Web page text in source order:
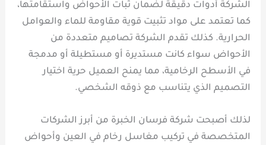
الشركة أدوات دقيقة لضمان ثبات الأحواض واستقامتها،
كما تعتمد على مواد تثبيت قوية مقاومة للماء والعوامل
الحرارية. كذلك تقدم الشركة تصاميم متعددة من
الأحواض سواء كانت مستديرة أو مستطيلة أو مدمجة
في الأسطح الرخامية، مما يمنح العميل حرية اختيار
التصميم الذي يتناسب مع ذوقه الشخصي.
لذلك أصبحت شركة فرسان الخبرة من أبرز الشركات
المتخصصة في تركيب مغاسل رخام في العين وأحواض